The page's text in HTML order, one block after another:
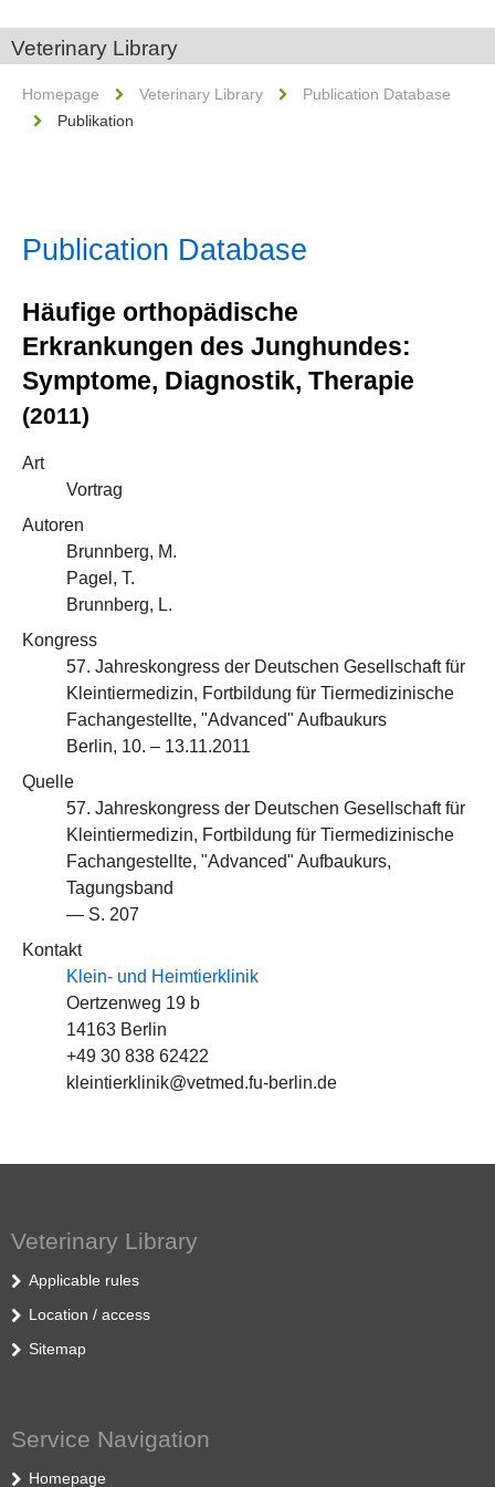
Veterinary Library
Homepage Veterinary Library
Publication Database
Publikation
Publication Database
Häufige orthopädische
Erkrankungen des Junghundes:
Symptome, Diagnostik, Therapie
(2011)
Art
Vortrag
Autoren
Brunnberg, M.
Pagel, T.
Brunnberg, L.
Kongress
57. Jahreskongress der Deutschen Gesellschaft für
Kleintiermedizin, Fortbildung für Tiermedizinische
Fachangestellte, "Advanced" Aufbaukurs
Berlin, 10. – 13.11.2011
Quelle
57. Jahreskongress der Deutschen Gesellschaft für
Kleintiermedizin, Fortbildung für Tiermedizinische
Fachangestellte, "Advanced" Aufbaukurs,
Tagungsband
— S. 207
Kontakt
Klein- und Heimtierklinik
Oertzenweg 19 b
14163 Berlin
+49 30 838 62422
kleintierklinik@vetmed.fu-berlin.de
Veterinary Library
Applicable rules
Location / access
Sitemap
Service Navigation
Homepage